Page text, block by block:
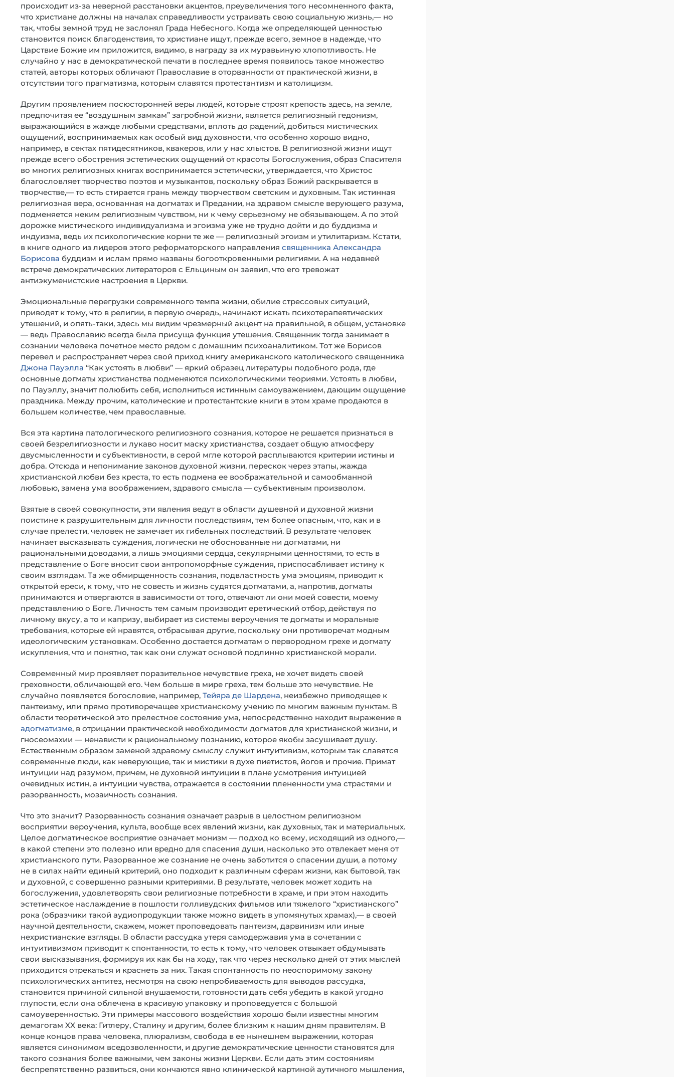
происходит из-за неверной расстановки акцентов, преувеличения того несомненного факта,
что христиане должны на началах справедливости устраивать свою социальную жизнь,— но
так, чтобы земной труд не заслонял Града Небесного. Когда же определяющей ценностью
становится поиск благоденствия, то христиане ищут, прежде всего, земное в надежде, что
Царствие Божие им приложится, видимо, в награду за их муравьиную хлопотливость. Не
случайно у нас в демократической печати в последнее время появилось такое множество
статей, авторы которых обличают Православие в оторванности от практической жизни, в
отсутствии того прагматизма, которым славятся протестантизм и католицизм.
Другим проявлением посюсторонней веры людей, которые строят крепость здесь, на земле,
предпочитая ее “воздушным замкам” загробной жизни, является религиозный гедонизм,
выражающийся в жажде любыми средствами, вплоть до радений, добиться мистических
ощущений, воспринимаемых как особый вид духовности, что особенно хорошо видно,
например, в сектах пятидесятников, квакеров, или у нас хлыстов. В религиозной жизни ищут
прежде всего обострения эстетических ощущений от красоты Богослужения, образ Спасителя
во многих религиозных книгах воспринимается эстетически, утверждается, что Христос
благословляет творчество поэтов и музыкантов, поскольку образ Божий раскрывается в
творчестве,— то есть стирается грань между творчеством светским и духовным. Так истинная
религиозная вера, основанная на догматах и Предании, на здравом смысле верующего разума,
подменяется неким религиозным чувством, ни к чему серьезному не обязывающем. А по этой
дорожке мистического индивидуализма и эгоизма уже не трудно дойти и до буддизма и
индуизма, ведь их психологические корни те же — религиозный эгоизм и утилитаризм. Кстати,
в книге одного из лидеров этого реформаторского направления священника Александра
Борисова буддизм и ислам прямо названы богооткровенными религиями. А на недавней
встрече демократических литераторов с Ельциным он заявил, что его тревожат
антиэкуменистские настроения в Церкви.
Эмоциональные перегрузки современного темпа жизни, обилие стрессовых ситуаций,
приводят к тому, что в религии, в первую очередь, начинают искать психотерапевтических
утешений, и опять-таки, здесь мы видим чрезмерный акцент на правильной, в общем, установке
— ведь Православию всегда была присуща функция утешения. Священник тогда занимает в
сознании человека почетное место рядом с домашним психоаналитиком. Тот же Борисов
перевел и распространяет через свой приход книгу американского католического священника
Джона Пауэлла “Как устоять в любви” — яркий образец литературы подобного рода, где
основные догматы христианства подменяются психологическими теориями. Устоять в любви,
по Пауэллу, значит полюбить себя, исполниться истинным самоуважением, дающим ощущение
праздника. Между прочим, католические и протестантские книги в этом храме продаются в
большем количестве, чем православные.
Вся эта картина патологического религиозного сознания, которое не решается признаться в
своей безрелигиозности и лукаво носит маску христианства, создает общую атмосферу
двусмысленности и субъективности, в серой мгле которой расплываются критерии истины и
добра. Отсюда и непонимание законов духовной жизни, перескок через этапы, жажда
христианской любви без креста, то есть подмена ее воображательной и самообманной
любовью, замена ума воображением, здравого смысла — субъективным произволом.
Взятые в своей совокупности, эти явления ведут в области душевной и духовной жизни
поистине к разрушительным для личности последствиям, тем более опасным, что, как и в
случае прелести, человек не замечает их гибельных последствий. В результате человек
начинает высказывать суждения, логически не обоснованные ни догматами, ни
рациональными доводами, а лишь эмоциями сердца, секулярными ценностями, то есть в
представление о Боге вносит свои антропоморфные суждения, приспосабливает истину к
своим взглядам. Та же обмирщенность сознания, подвластность ума эмоциям, приводит к
открытой ереси, к тому, что не совесть и жизнь судятся догматами, а, напротив, догматы
принимаются и отвергаются в зависимости от того, отвечают ли они моей совести, моему
представлению о Боге. Личность тем самым производит еретический отбор, действуя по
личному вкусу, а то и капризу, выбирает из системы вероучения те догматы и моральные
требования, которые ей нравятся, отбрасывая другие, поскольку они противоречат модным
идеологическим установкам. Особенно достается догматам о первородном грехе и догмату
искупления, что и понятно, так как они служат основой подлинно христианской морали.
Современный мир проявляет поразительное нечувствие греха, не хочет видеть своей
греховности, обличающей его. Чем больше в мире греха, тем больше это нечувствие. Не
случайно появляется богословие, например, Тейяра де Шардена, неизбежно приводящее к
пантеизму, или прямо противоречащее христианскому учению по многим важным пунктам. В
области теоретической это прелестное состояние ума, непосредственно находит выражение в
адогматизме, в отрицании практической необходимости догматов для христианской жизни, и
гносеомахии — ненависти к рациональному познанию, которое якобы засушивает душу.
Естественным образом заменой здравому смыслу служит интуитивизм, которым так славятся
современные люди, как неверующие, так и мистики в духе пиетистов, йогов и прочие. Примат
интуиции над разумом, причем, не духовной интуиции в плане усмотрения интуицией
очевидных истин, а интуиции чувства, отражается в состоянии плененности ума страстями и
разорванность, мозаичность сознания.
Что это значит? Разорванность сознания означает разрыв в целостном религиозном
восприятии вероучения, культа, вообще всех явлений жизни, как духовных, так и материальных.
Целое догматическое восприятие означает монизм — подход ко всему, исходящий из одного,—
в какой степени это полезно или вредно для спасения души, насколько это отвлекает меня от
христианского пути. Разорванное же сознание не очень заботится о спасении души, а потому
не в силах найти единый критерий, оно подходит к различным сферам жизни, как бытовой, так
и духовной, с совершенно разными критериями. В результате, человек может ходить на
богослужения, удовлетворять свои религиозные потребности в храме, и при этом находить
эстетическое наслаждение в пошлости голливудских фильмов или тяжелого “христианского”
рока (образчики такой аудиопродукции также можно видеть в упомянутых храмах),— в своей
научной деятельности, скажем, может проповедовать пантеизм, дарвинизм или иные
нехристианские взгляды. В области рассудка утеря самодержавия ума в сочетании с
интуитивизмом приводит к спонтанности, то есть к тому, что человек отвыкает обдумывать
свои высказывания, формируя их как бы на ходу, так что через несколько дней от этих мыслей
приходится отрекаться и краснеть за них. Такая спонтанность по неоспоримому закону
психологических антитез, несмотря на свою непробиваемость для выводов рассудка,
становится причиной сильной внушаемости, готовности дать себя убедить в какой угодно
глупости, если она облечена в красивую упаковку и проповедуется с большой
самоуверенностью. Эти примеры массового воздействия хорошо были известны многим
демагогам XX века: Гитлеру, Сталину и другим, более близким к нашим дням правителям. В
конце концов права человека, плюрализм, свобода в ее нынешнем выражении, которая
является синонимом вседозволенности, и другие демократические ценности становятся для
такого сознания более важными, чем законы жизни Церкви. Если дать этим состояниям
беспрепятственно развиться, они кончаются явно клинической картиной аутичного мышления,